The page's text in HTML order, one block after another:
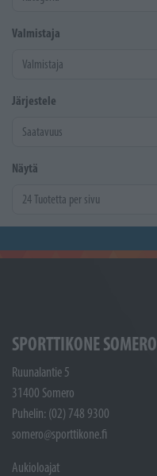
Valmistaja
Järjestele
Näytä
SPORTTIKONE SOMERO
Ruunalantie 5
31400 Somero
Puhelin: (02) 748 9300
somero@sporttikone.fi
Aukioloajat